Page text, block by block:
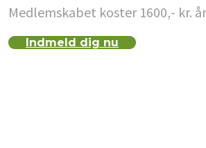
Medlemskabet koster 1600,- kr.
Indmeld dig nu